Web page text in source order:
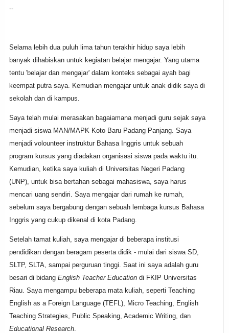
--
Selama lebih dua puluh lima tahun terakhir hidup saya lebih
banyak dihabiskan untuk kegiatan belajar mengajar. Yang utama
tentu 'belajar dan mengajar' dalam konteks sebagai ayah bagi
keempat putra saya. Kemudian mengajar untuk anak didik saya di
sekolah dan di kampus.
Saya telah mulai merasakan bagaiamana menjadi guru sejak saya
menjadi siswa MAN/MAPK Koto Baru Padang Panjang. Saya
menjadi volounteer instruktur Bahasa Inggris untuk sebuah
program kursus yang diadakan organisasi siswa pada waktu itu.
Kemudian, ketika saya kuliah di Universitas Negeri Padang
(UNP), untuk bisa bertahan sebagai mahasiswa, saya harus
mencari uang sendiri. Saya mengajar dari rumah ke rumah,
sebelum saya bergabung dengan sebuah lembaga kursus Bahasa
Inggris yang cukup dikenal di kota Padang.
Setelah tamat kuliah, saya mengajar di beberapa institusi
pendidikan dengan beragam peserta didik - mulai dari siswa SD,
SL TP, SLTA, sampai perguruan tinggi. Saat ini saya adalah guru
besari di bidang English Teacher Education di FKIP Universitas
Riau. Saya mengampu beberapa mata kuliah, seperti Teaching
English as a Foreign Language (TEFL), Micro Teaching, English
Teaching Strategies, Public Speaking, Academic Writing, dan
Educational Research